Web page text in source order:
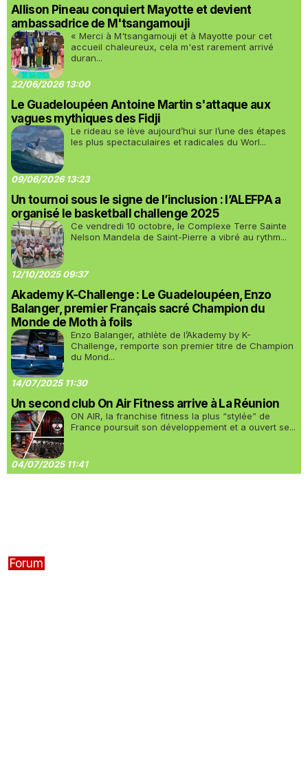
Allison Pineau conquiert Mayotte et devient
ambassadrice de M'tsangamouji
« Merci à M'tsangamouji et à Mayotte pour cet
accueil chaleureux, cela m'est rarement arrivé
duran...
22/06/2026 13:00
Le Guadeloupéen Antoine Martin s'attaque aux
vagues mythiques des Fidji
Le rideau se lève aujourd’hui sur l’une des étapes
les plus spectaculaires et radicales du Worl...
09/06/2026 13:23
Un tournoi sous le signe de l’inclusion : l’ALEFPA a
organisé le basketball challenge 2025
Ce vendredi 10 octobre, le Complexe Terre Sainte
Nelson Mandela de Saint-Pierre a vibré au rythm...
12/10/2025 09:37
Akademy K-Challenge : Le Guadeloupéen, Enzo
Balanger, premier Français sacré Champion du
Monde de Moth à foils
Enzo Balanger, athlète de l’Akademy by K-
Challenge, remporte son premier titre de Champion
du Mond...
14/07/2025 11:30
Un second club On Air Fitness arrive à La Réunion
ON AIR, la franchise fitness la plus “stylée” de
France poursuit son développement et a ouvert se...
04/07/2025 11:41
Forum